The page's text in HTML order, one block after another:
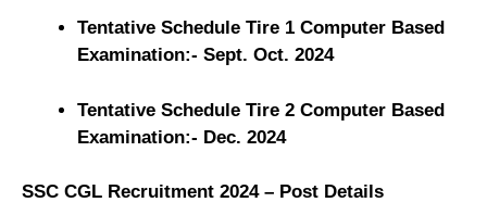
Tentative Schedule Tire 1 Computer Based
Examination:- Sept. Oct. 2024
Tentative Schedule Tire 2 Computer Based
Examination:- Dec. 2024
SSC CGL Recruitment 2024 – Post Details